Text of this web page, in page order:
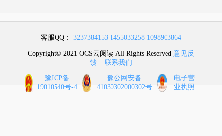
客服QQ： 3237384153 1455033258 1098903864
Copyright© 2021 OCS云阅读 All Rights Reserved 意见反
馈
联系我们
豫ICP备
19010540号-4
豫公网安备
41030302000302号
电子营
业执照